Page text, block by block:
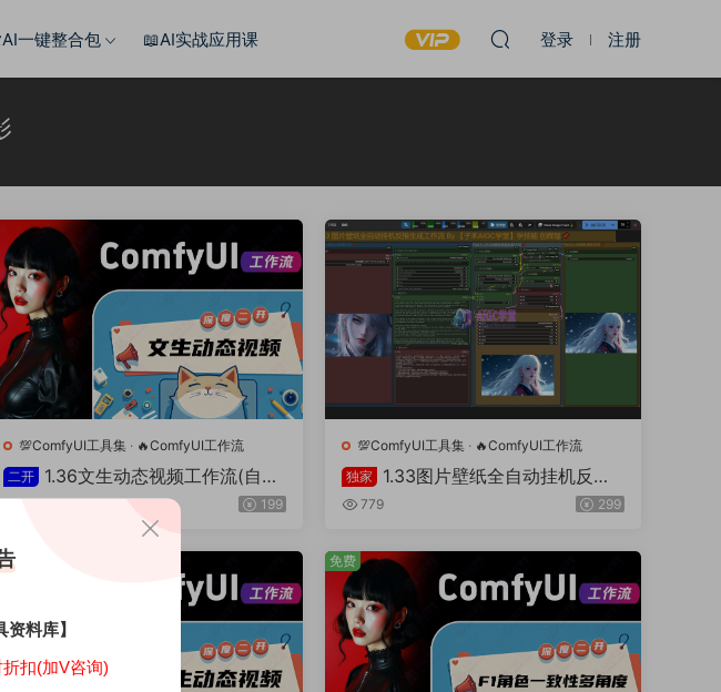
一键整合包 📖AI实战应用课 登录 注册
💯ComfyUI工具集 · 🔥ComfyUI工作流
二开
1.36文生动态视频工作流(自主
二开)
409 199
💯ComfyUI工具集 · 🔥ComfyUI工作流
独家
1.33图片壁纸全自动挂机反推
生成工作流(自主二开)
779 299
费 免费
料库】
扣(加V咨询)